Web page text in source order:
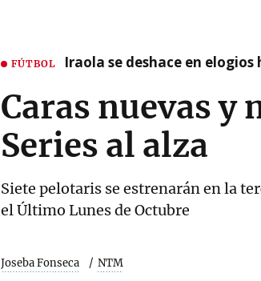
FÚTBOL Iraola se deshace en
Caras nuevas
Series al alza
Siete pelotaris se estrenarán en la
el Último Lunes de Octubre
Joseba Fonseca NTM